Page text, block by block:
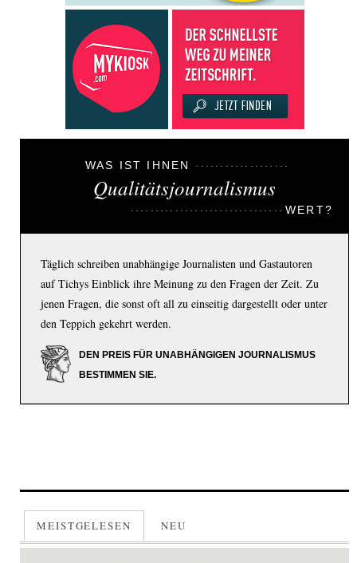
WAS IST IHNEN
Qualitätsjournalismus
WERT?
Täglich schreiben unabhängige Journalisten und Gastautoren
auf Tichys Einblick ihre Meinung zu den Fragen der Zeit. Zu
jenen Fragen, die sonst oft all zu einseitig dargestellt oder unter
den Teppich gekehrt werden.
DEN PREIS FÜR UNABHÄNGIGEN JOURNALISMUS
BESTIMMEN SIE.
MEISTGELESEN NEU